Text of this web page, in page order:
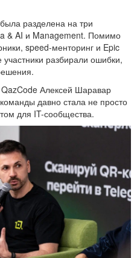
разделена на три
& AI и Management. Помимо
speed-менторинг и Epic
разбирали ошибки,
Алексей Шаравар
давно стала не просто
для IT-сообщества.